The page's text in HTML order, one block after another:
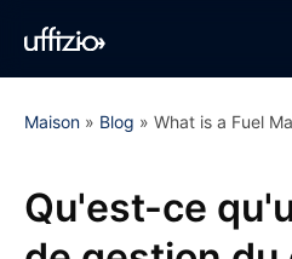
Maison » Blog » What is a Fuel
Qu'est-ce